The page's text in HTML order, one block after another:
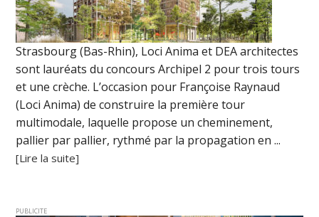
Strasbourg (Bas-Rhin), Loci Anima et DEA architectes
sont lauréats du concours Archipel 2 pour trois tours
et une crèche. L’occasion pour Françoise Raynaud
(Loci Anima) de construire la première tour
multimodale, laquelle propose un cheminement,
pallier par pallier, rythmé par la propagation en ...
[Lire la suite]
PUBLICITE